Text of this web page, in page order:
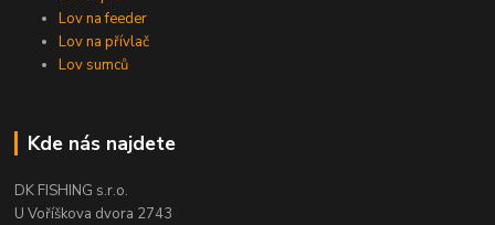
Lov na feeder
Lov na přívlač
Lov sumců
Kde nás najdete
DK FISHING s.r.o.
U Voříškova dvora 2743